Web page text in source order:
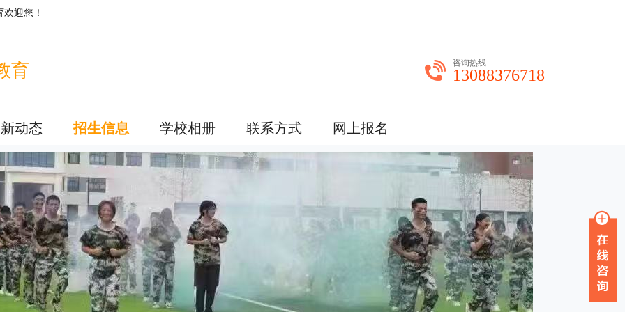
欢迎您！
育 咨询热线
13088376718
动态 招生信息 学校相册 联系方式 网上报名